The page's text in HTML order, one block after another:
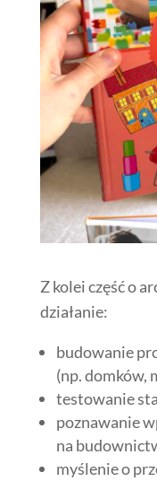
Z kolei część o
działanie:
budowanie
(np. domków,
testowanie
poznawanie
na
myślenie o